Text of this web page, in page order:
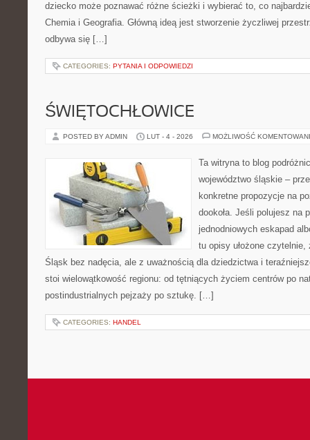
dziecko może poznawać różne ścieżki i wybierać to, co
Chemia i Geografia. Główną ideą jest stworzenie życzliwej
odbywa się […]
CATEGORIES: PYTANIA I ODPOWIEDZI
ŚWIĘTOCHŁOWICE
POSTED BY ADMIN LUT - 4 - 2026 MOŻLIWOŚĆ
Ta witryna to blog
województwo śląskie –
konkretne propozycje na
dookoła. Jeśli polujesz na
jednodniowych eskapad
tu opisy ułożone
Śląsk bez nadęcia, ale z uważnością dla dziedzictwa i
stoi wielowątkowość regionu: od tętniących życiem centrów po
postindustrialnych pejzaży po sztukę. […]
CATEGORIES: HANDEL